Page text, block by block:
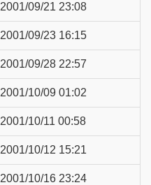
2001/09/21 23:08
2001/09/23 16:15
2001/09/28 22:57
2001/10/09 01:02
2001/10/11 00:58
2001/10/12 15:21
2001/10/16 23:24